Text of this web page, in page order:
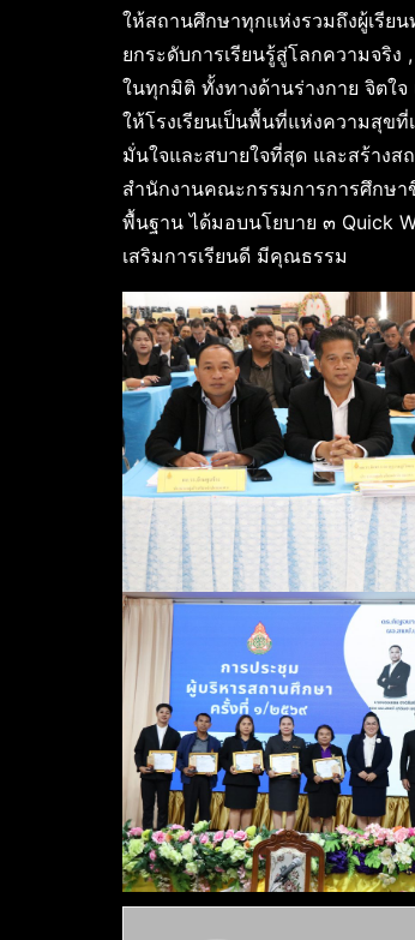
ให้สถานศึกษาทุกแห่งรวมถึงผู้เรีย
ยกระดับการเรียนรู้สู่โลกความจริง
ในทุกมิติ ทั้งทางด้านร่างกาย จิตใ
ให้โรงเรียนเป็นพื้นที่แห่งความสุขที่
มั่นใจและสบายใจที่สุด และสร้าง
สำนักงานคณะกรรมการการศึกษ
พื้นฐาน ได้มอบนโยบาย ๓ Quick
เสริมการเรียนดี มีคุณธรรม